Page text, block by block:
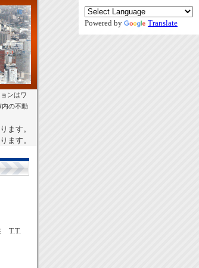
ンはワ
内の不動
ます。
ます。
Powered by Translate
T.T.